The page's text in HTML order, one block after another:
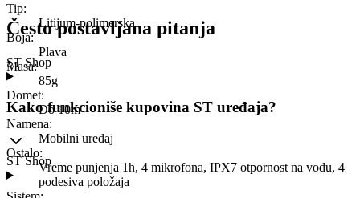
Tip:
Litijum-polimerska
Boja:
Plava
Masa:
85g
Domet:
Do 10m
Namena:
Mobilni uređaj
Ostalo:
Vreme punjenja 1h, 4 mikrofona, IPX7 otpornost na vodu, 4
podesiva položaja
Često postavljana pitanja
ST Shop
Kako funkcioniše kupovina ST uređaja?
ST Shop